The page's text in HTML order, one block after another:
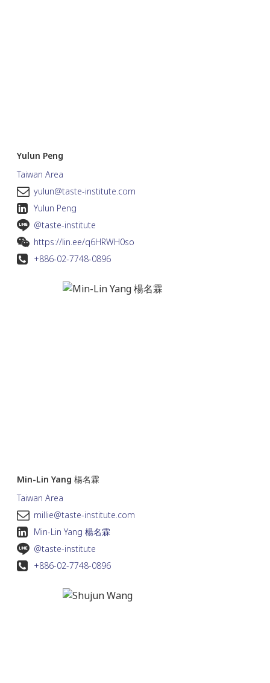
Yulun Peng
Taiwan Area
yulun@taste-institute.com
Yulun Peng
@taste-institute
https://lin.ee/q6HRWH0so
+886-02-7748-0896
Min-Lin Yang 楊名霖
Taiwan Area
millie@taste-institute.com
Min-Lin Yang 楊名霖
@taste-institute
+886-02-7748-0896